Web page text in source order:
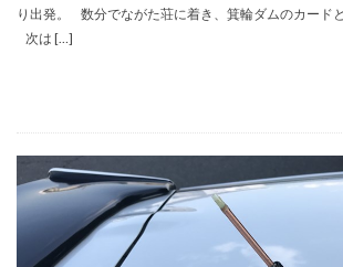
り出発。 数分でながた荘に着き、箕輪ダムのカード
次は […]